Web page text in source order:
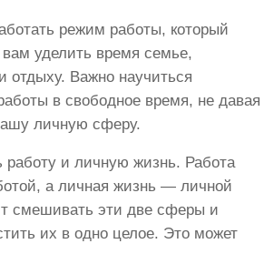
режим работы, который
вам уделить время семье,
отдыху. Важно научиться
в свободное время, не давая
личную сферу.
работу и личную жизнь. Работа
а личная жизнь — личной
смешивать эти две сферы и
их в одно целое. Это может